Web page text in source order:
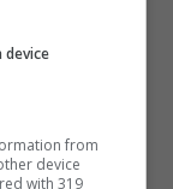
verso le
richiami.
un
pesto di
Delizie
device
from
device
with 319